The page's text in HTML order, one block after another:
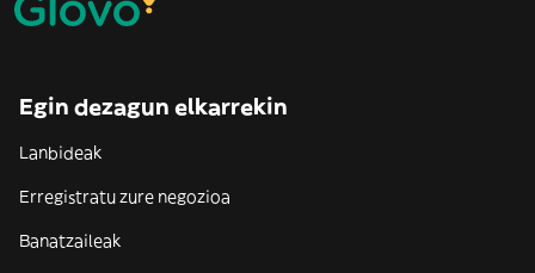
Egin dezagun elkarrekin
Lanbideak
Erregistratu zure negozioa
Banatzaileak